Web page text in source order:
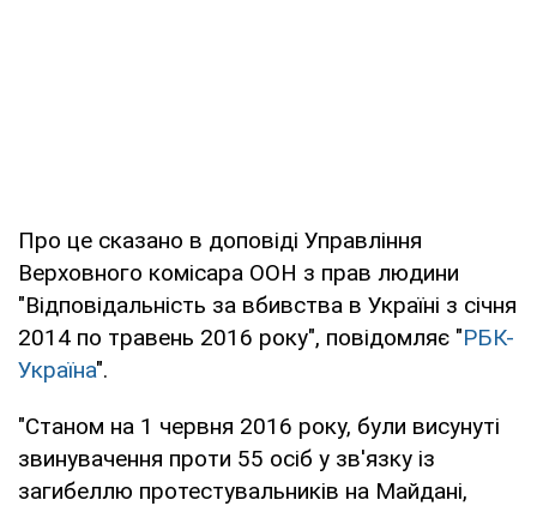
Про це сказано в доповіді Управління
Верховного комісара ООН з прав людини
"Відповідальність за вбивства в Україні з січня
2014 по травень 2016 року", повідомляє "РБК-
Україна".
"Станом на 1 червня 2016 року, були висунуті
звинувачення проти 55 осіб у зв'язку із
загибеллю протестувальників на Майдані,